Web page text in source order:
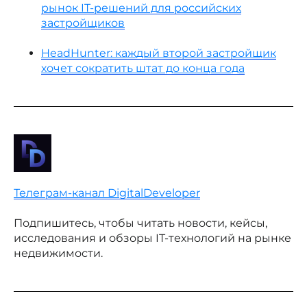
рынок IT-решений для российских
застройщиков
HeadHunter: каждый второй застройщик
хочет сократить штат до конца года
Телеграм-канал DigitalDeveloper
Подпишитесь, чтобы читать новости, кейсы,
исследования и обзоры IT-технологий на рынке
недвижимости.